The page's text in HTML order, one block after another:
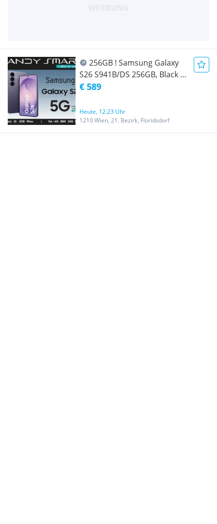
256GB ! Samsung Galaxy
S26 S941B/DS 256GB, Black (
Schwarz )/ Nagelneu, Org.
Für Alle Simkarten/ Mit 24
Monate Hersteller Garantie/
Nur bei Handy Smart Vienna
€ 589
Heute, 12:23 Uhr
1210 Wien, 21. Bezirk, Floridsdorf